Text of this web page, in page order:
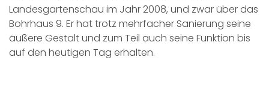
Landesgartenschau im Jahr 2008, und zwar über das
Bohrhaus 9. Er hat trotz mehrfacher Sanierung seine
äußere Gestalt und zum Teil auch seine Funktion bis
auf den heutigen Tag erhalten.